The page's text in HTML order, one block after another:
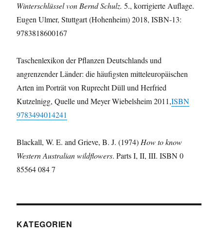
Winterschlüssel von Bernd Schulz. 5., korrigierte Auflage.
Eugen Ulmer, Stuttgart (Hohenheim) 2018, ISBN-13:
9783818600167
Taschenlexikon der Pflanzen Deutschlands und
angrenzender Länder: die häufigsten mitteleuropäischen
Arten im Porträt von Ruprecht Düll und Herfried
Kutzelnigg, Quelle und Meyer Wiebelsheim 2011,ISBN
9783494014241
Blackall, W. E. and Grieve, B. J. (1974)How to know
Western Australian wildflowers. Parts I, II, III. ISBN 0
85564 084 7
KATEGORIEN